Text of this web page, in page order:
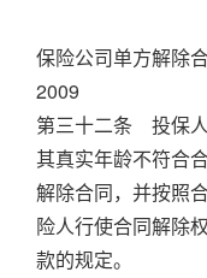
保险公司单方解除
2009
第三十二条 投保
其真实年龄不符合
解除合同，并按照
险人行使合同解除
款的规定。